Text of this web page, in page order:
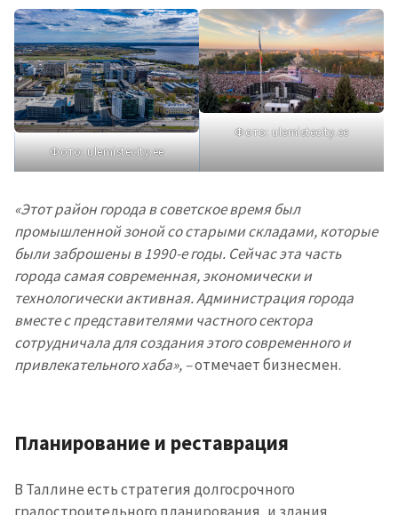
Фото: ulemistecity.ee
Фото: ulemistecity.ee
«Этот район города в советское время был
промышленной зоной со старыми складами, которые
были заброшены в 1990-е годы. Сейчас эта часть
города самая современная, экономически и
технологически активная. Администрация города
вместе с представителями частного сектора
сотрудничала для создания этого современного и
привлекательного хаба», –отмечает бизнесмен.
Планирование и реставрация
В Таллине есть стратегия долгосрочного